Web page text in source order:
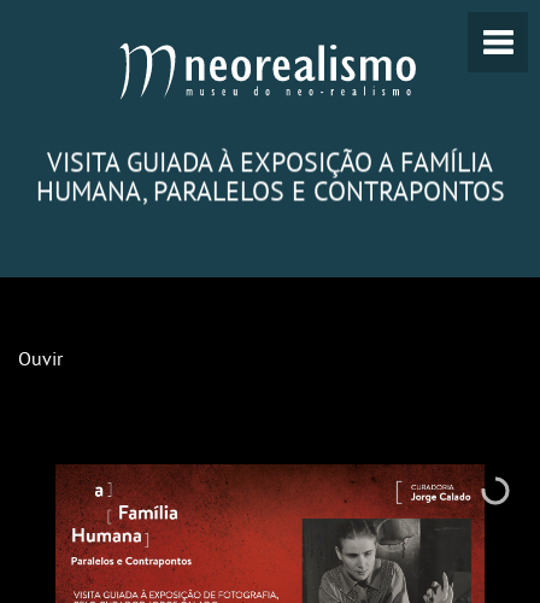
VISITA GUIADA À EXPOSIÇÃO A FAMÍLIA
HUMANA, PARALELOS E CONTRAPONTOS
Ouvir